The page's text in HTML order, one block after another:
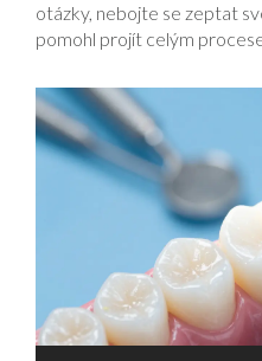
otázky, nebojte se zeptat
pomohl projít celým